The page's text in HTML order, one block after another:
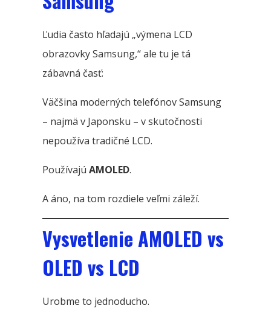
Ľudia často hľadajú „výmena LCD
obrazovky Samsung,“ ale tu je tá
zábavná časť:
Väčšina moderných telefónov Samsung
– najmä v Japonsku – v skutočnosti
nepoužíva tradičné LCD.
Používajú AMOLED.
A áno, na tom rozdiele veľmi záleží.
Vysvetlenie AMOLED vs
OLED vs LCD
Urobme to jednoducho.